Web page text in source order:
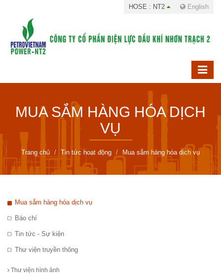
HOSE : NT2 English
MUA SẮM HÀNG HÓA DỊCH
VỤ
Trang chủ Tin tức hoạt động Mua sắm hàng hóa dịch vụ
Mua sắm hàng hóa dịch vụ
Báo chí
Tin tức - Sự kiện
Thư viện truyền thông
Thư viện hình ảnh